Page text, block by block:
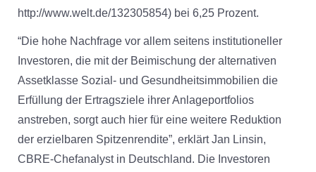
http://www.welt.de/132305854) bei 6,25 Prozent.
“Die hohe Nachfrage vor allem seitens institutioneller
Investoren, die mit der Beimischung der alternativen
Assetklasse Sozial- und Gesundheitsimmobilien die
Erfüllung der Ertragsziele ihrer Anlageportfolios
anstreben, sorgt auch hier für eine weitere Reduktion
der erzielbaren Spitzenrendite”, erklärt Jan Linsin,
CBRE-Chefanalyst in Deutschland. Die Investoren